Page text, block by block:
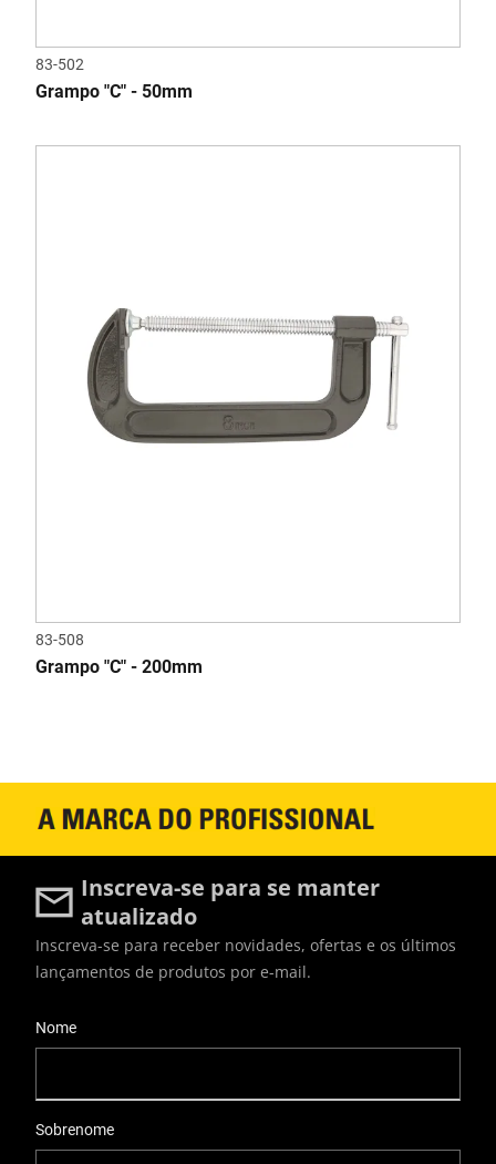
83-502
Grampo "C" - 50mm
83-508
Grampo "C" - 200mm
Inscreva-se para se manter
atualizado
Inscreva-se para receber novidades, ofertas e os últimos
lançamentos de produtos por e-mail.
Nome
Sobrenome